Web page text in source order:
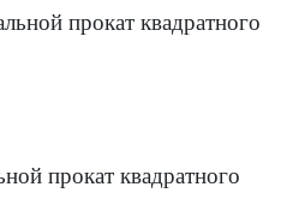
прокат квадратного
прокат квадратного